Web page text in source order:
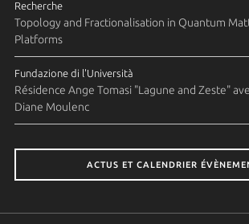
Recherche
Topology and Fractionalisation in Quantum
Platforms
Fundazione di l'Università
Résidence Ange Tomasi "Lagune and Zeste"
Diane Moulenc
ACTUS ET CALENDRIER